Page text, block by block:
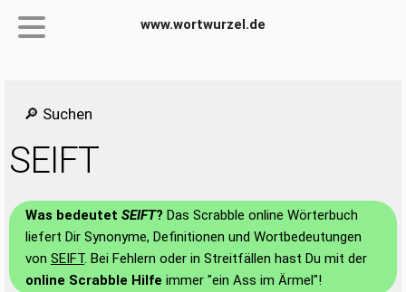
www.wortwurzel.de
🔎 Suchen
SEIFT
Was bedeutet SEIFT? Das Scrabble online Wörterbuch
liefert Dir Synonyme, Definitionen und Wortbedeutungen
von SEIFT. Bei Fehlern oder in Streitfällen hast Du mit der
online Scrabble Hilfe immer "ein Ass im Ärmel"!